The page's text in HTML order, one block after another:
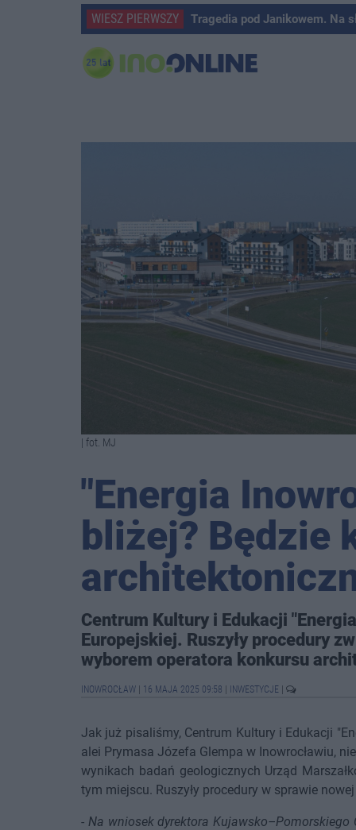
WIESZ PIERWSZY Tragedia pod Janikowem. Na
| fot. MJ
"Energia
bliżej? Będzie
Centrum Kultury i Edukacji
Europejskiej. Ruszyły procedury
wyborem operatora konkursu
INOWROCŁAW 16 MAJA 2025 09:58 INWESTYCJE
Jak już pisaliśmy, Centrum Kultury i Edukacji
alei Prymasa Józefa Glempa w Inowrocławiu,
wynikach badań geologicznych Urząd
tym miejscu. Ruszyły procedury w sprawie
- Na wniosek dyrektora